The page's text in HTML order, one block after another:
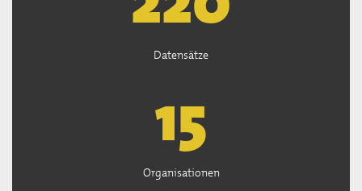
Datensätze
15
Organisationen